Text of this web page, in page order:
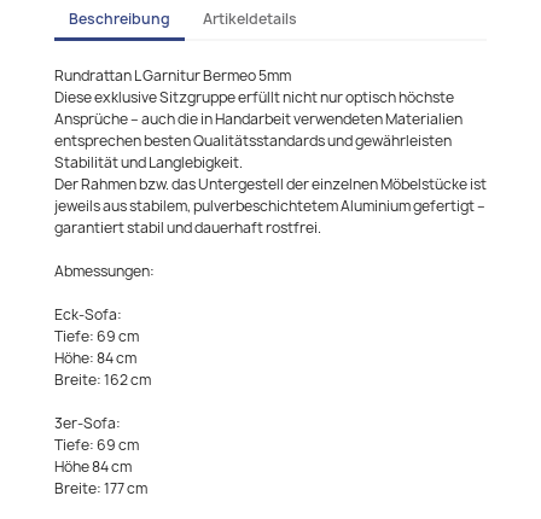
Beschreibung Artikeldetails
Rundrattan L Garnitur Bermeo 5mm
Diese exklusive Sitzgruppe erfüllt nicht nur optisch höchste
Ansprüche – auch die in Handarbeit verwendeten Materialien
entsprechen besten Qualitätsstandards und gewährleisten
Stabilität und Langlebigkeit.
Der Rahmen bzw. das Untergestell der einzelnen Möbelstücke ist
jeweils aus stabilem, pulverbeschichtetem Aluminium gefertigt –
garantiert stabil und dauerhaft rostfrei.
Abmessungen:
Eck-Sofa:
Tiefe: 69 cm
Höhe: 84 cm
Breite: 162 cm
3er-Sofa:
Tiefe: 69 cm
Höhe 84 cm
Breite: 177 cm